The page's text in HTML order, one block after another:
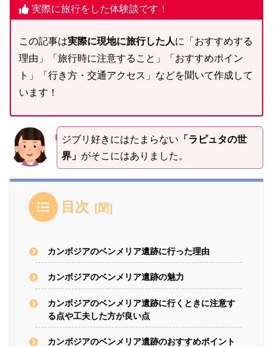
実際に旅行をした体験談です！
この記事は実際に現地に旅行した人に「おすすめする
理由」「旅行時に注意すること」「おすすめポイン
ト」「行き方・交通アクセス」などを聞いて作成して
います！
ジブリ好きにはたまらない 「ラピュタの世
界」 がそこにはありました。
目次
カンボジアのベンメリア遺跡に行った理由
カンボジアのベンメリア遺跡の魅力
カンボジアのベンメリア遺跡に行くときに注意す
る点や工夫した方が良い点
カンボジアのベンメリア遺跡のおすすめポイント